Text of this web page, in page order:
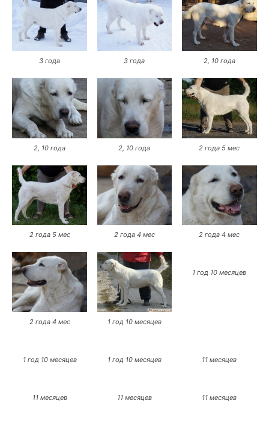
3 года 3 года 2, 10 года
2, 10 года 2, 10 года 2 года 5 мес
2 года 5 мес 2 года 4 мес 2 года 4 мес
2 года 4 мес 1 год 10 месяцев
1 год 10 месяцев
1 год 10 месяцев 1 год 10 месяцев 11 месяцев
11 месяцев 11 месяцев 11 месяцев